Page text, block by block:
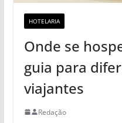
HOTELARIA
Onde se
guia para
viajantes
Redação